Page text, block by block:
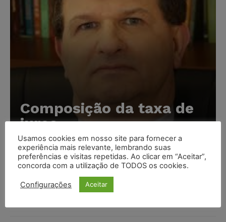
Composição da taxa de
juros
Carlos Henrique Abrão - 07/08/2026
Meta é alvo de denúncia após anúncios com conteúdo
sexual infantil gerado por IA circularem em suas
plataformas
Usamos cookies em nosso site para fornecer a
experiência mais relevante, lembrando suas
preferências e visitas repetidas. Ao clicar em “Aceitar”,
concorda com a utilização de TODOS os cookies.
Configurações Aceitar